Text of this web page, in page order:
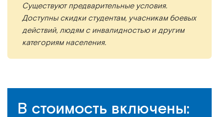
Существуют предварительные условия.
Доступны скидки студентам, учасникам боевых
действий, людям с инвалидностью и другим
категориям населения.
В стоимость включены: